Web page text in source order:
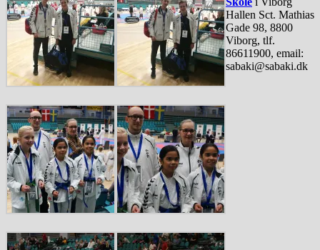
Hallen Sct. Mathias
Gade 98, 8800
Viborg, tlf.
86611900, email:
sabaki@sabaki.dk